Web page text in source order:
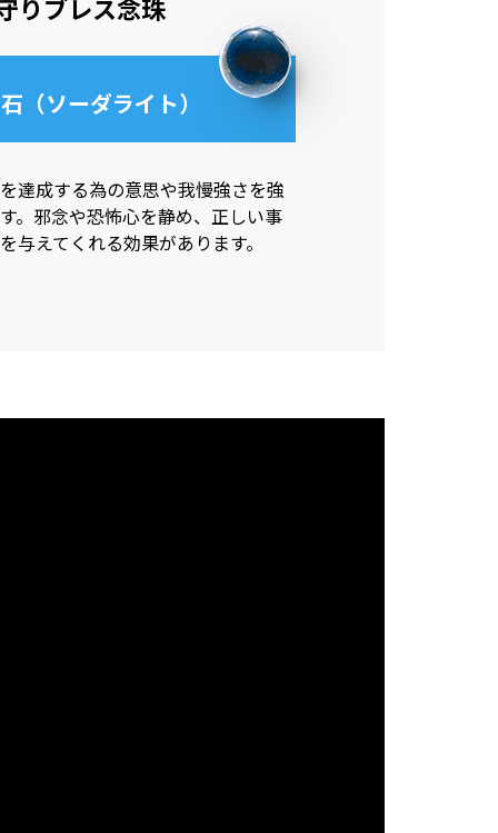
りブレス念珠
（ソーダライト）
成する為の意思や我慢強さを強
。邪念や恐怖心を静め、正しい事
与えてくれる効果があります。